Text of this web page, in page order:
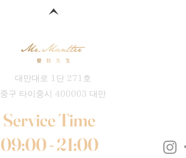
대만대로 1단 271호
중구 타이중시 400003 대만
Service Time
09:00 - 21:00